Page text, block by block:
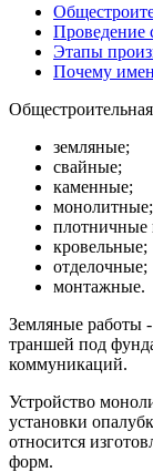
Проведение
Этапы
Почему
земляные;
свайные;
каменные;
монолитные;
плотничные
кровельные;
отделочные;
монтажные.
Земляные работы -
траншей под
коммуникаций.
Устройство
установки
относится
форм.